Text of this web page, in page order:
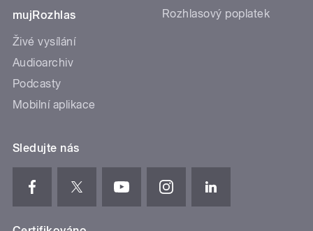
mujRozhlas
Živé vysílání
Audioarchiv
Podcasty
Mobilní aplikace
Rozhlasový poplatek
Sledujte nás